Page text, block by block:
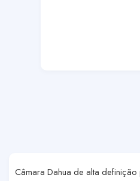
Câmara Dahua de alta